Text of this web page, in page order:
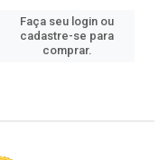
Faça seu login ou
cadastre-se para
comprar.